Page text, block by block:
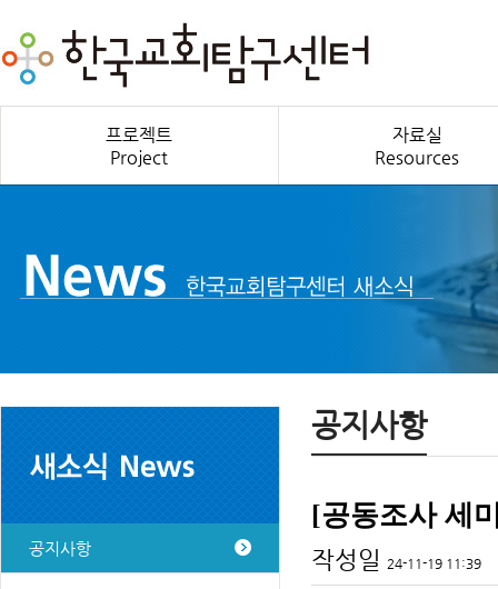
프로젝트
Project
자료실
Resources
공지사항
공지사항
[공동조사 세
작성일 24-11-19 11:39